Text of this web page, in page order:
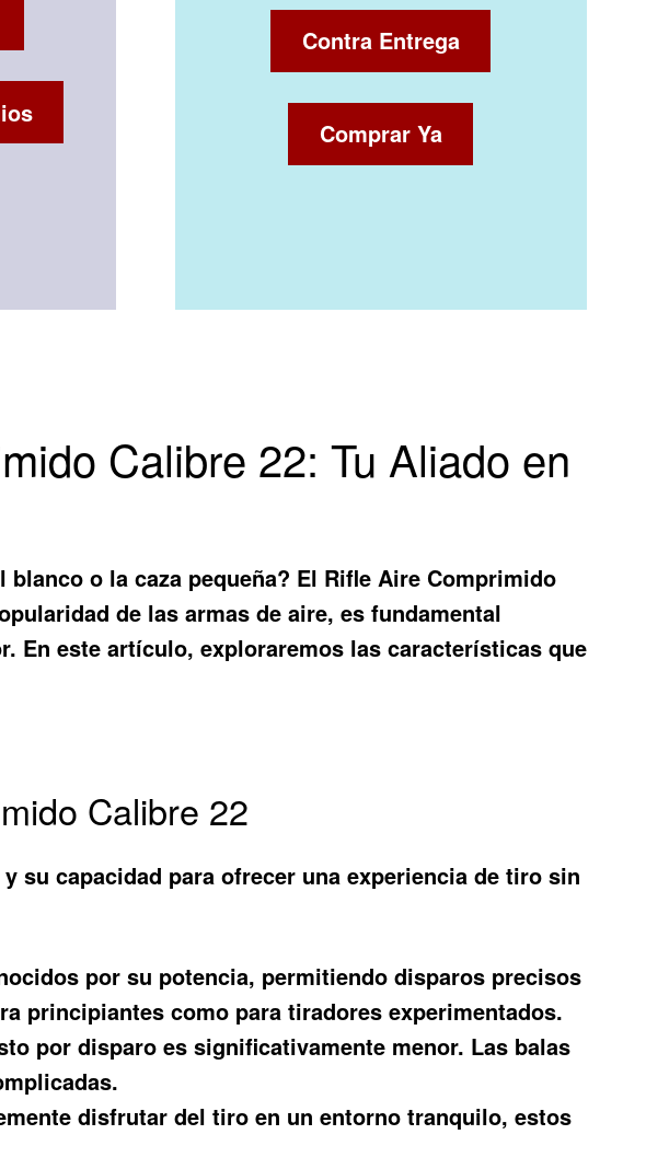
Contra Entrega
Comprar Ya
Calibre 22: Tu Aliado en
o la caza pequeña? El Rifle Aire Comprimido
de las armas de aire, es fundamental
En este artículo, exploraremos las características que
Calibre 22
su capacidad para ofrecer una experiencia de tiro sin
por su potencia, permitiendo disparos precisos
principiantes como para tiradores experimentados.
por disparo es significativamente menor. Las balas
disfrutar del tiro en un entorno tranquilo, estos